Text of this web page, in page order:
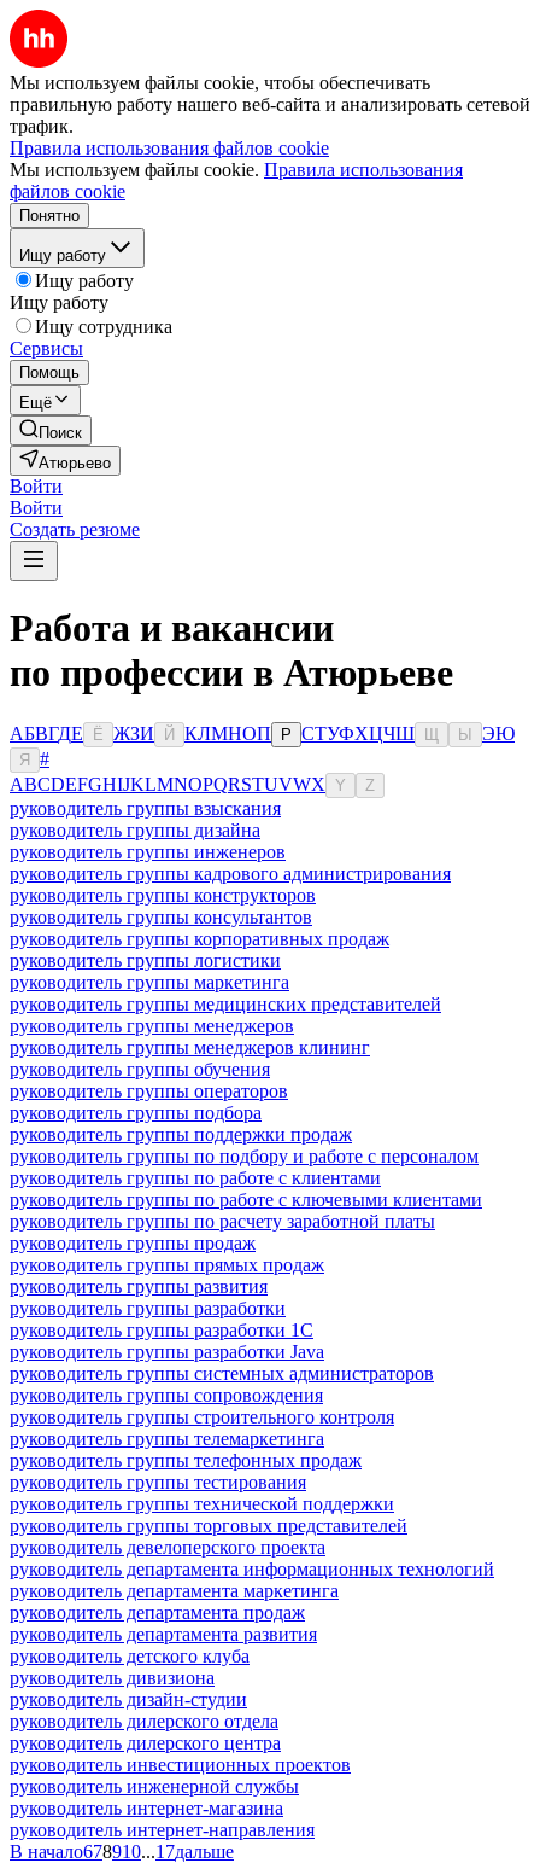
Мы используем файлы cookie, чтобы обеспечивать
правильную работу нашего веб-сайта и анализировать сетевой
трафик.
Правила использования файлов cookie
Мы используем файлы cookie. Правила использования
файлов cookie
Понятно
Ищу работу
Ищу работу
Ищу работу
Ищу сотрудника
Сервисы
Помощь
Ещё
Поиск
Атюрьево
Войти
Войти
Создать резюме
Работа и вакансии
по профессии в Атюрьеве
АБВГДЕ Ё ЖЗИ Й КЛМНОП Р СТУФХЦЧШ Ы ЭЮ
Я
#
ABCDEFGHIJKLMNOPQRSTUVWX Y Z
руководитель группы взыскания
руководитель группы дизайна
руководитель группы инженеров
руководитель группы кадрового администрирования
руководитель группы конструкторов
руководитель группы консультантов
руководитель группы корпоративных продаж
руководитель группы логистики
руководитель группы маркетинга
руководитель группы медицинских представителей
руководитель группы менеджеров
руководитель группы менеджеров клининг
руководитель группы обучения
руководитель группы операторов
руководитель группы подбора
руководитель группы поддержки продаж
руководитель группы по подбору и работе с персоналом
руководитель группы по работе с клиентами
руководитель группы по работе с ключевыми клиентами
руководитель группы по расчету заработной платы
руководитель группы продаж
руководитель группы прямых продаж
руководитель группы развития
руководитель группы разработки
руководитель группы разработки 1С
руководитель группы разработки Java
руководитель группы системных администраторов
руководитель группы сопровождения
руководитель группы строительного контроля
руководитель группы телемаркетинга
руководитель группы телефонных продаж
руководитель группы тестирования
руководитель группы технической поддержки
руководитель группы торговых представителей
руководитель девелоперского проекта
руководитель департамента информационных технологий
руководитель департамента маркетинга
руководитель департамента продаж
руководитель департамента развития
руководитель детского клуба
руководитель дивизиона
руководитель дизайн-студии
руководитель дилерского отдела
руководитель дилерского центра
руководитель инвестиционных проектов
руководитель инженерной службы
руководитель интернет-магазина
руководитель интернет-направления
В начало678910...17дальше